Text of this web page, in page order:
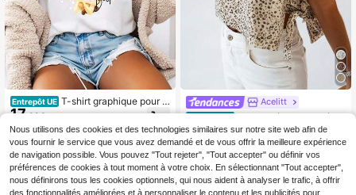
Entrepôt UE T-shirt graphique pour f
emmes de style Disney avec une tê
vec un nœud et la princesse Belle e
n arrière-plan. T-shirt d'été à col ro
nd en 100% coton pur, doux et conf
ortable à porter. Parfait pour un usa
ge quotidien, les activités de plein a
ir et les sorties shopping, également
17,99€
Acelitt
Acelitt Débardeur d'été
à col rond, imprimé léopard abricot
avec design à lacets, décontracté p
our les vacances
12,39€
Nous utilisons des cookies et des technologies similaires sur notre site web afin de
vous fournir le service que vous avez demandé et de vous offrir la meilleure expérience
de navigation possible. Vous pouvez "Tout rejeter", "Tout accepter" ou définir vos
préférences de cookies à tout moment à votre choix. En sélectionnant "Tout accepter",
nous définirons tous les cookies optionnels, qui nous aident à analyser le trafic, à offrir
des fonctionnalités améliorées et à personnaliser le contenu et les publicités pour